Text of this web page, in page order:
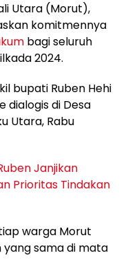
Utara (Morut),
komitmennya
bagi seluruh
2024.
bupati Ruben Hehi
dialogis di Desa
Utara, Rabu
Janjikan
Prioritas Tindakan
warga Morut
sama di mata